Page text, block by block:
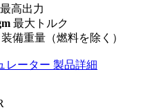
最高出力
最大トルク
装備重量（燃料を除く）
レーター 製品詳細